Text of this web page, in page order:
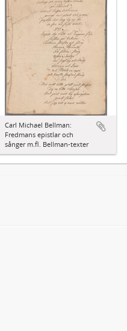
Carl Michael Bellman:
Fredmans epistlar och
sånger m.fl. Bellman-texter